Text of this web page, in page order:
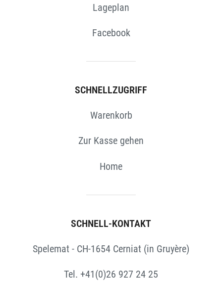
Lageplan
Facebook
SCHNELLZUGRIFF
Warenkorb
Zur Kasse gehen
Home
SCHNELL-KONTAKT
Spelemat - CH-1654 Cerniat (in Gruyère)
Tel. +41(0)26 927 24 25